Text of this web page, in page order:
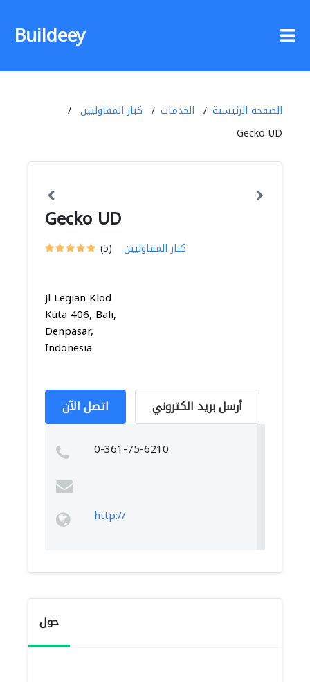
Buildeey
الصفحة الرئيسية الخدمات
كبار المقاوليين
Gecko UD
Gecko UD
(5) كبار المقاوليين
Jl Legian Klod
Kuta 406, Bali,
Denpasar,
Indonesia
اتصل الآن أرسل بريد الكتروني
0-361-75-6210
http://
حول